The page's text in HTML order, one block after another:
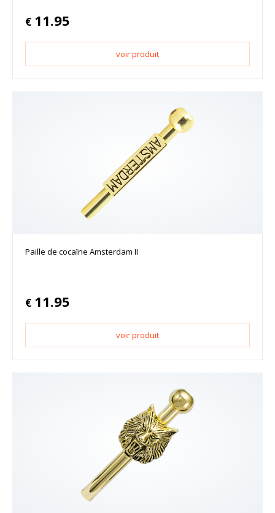
€ 11.95
voir produit
Paille de cocaïne Amsterdam II
€ 11.95
voir produit